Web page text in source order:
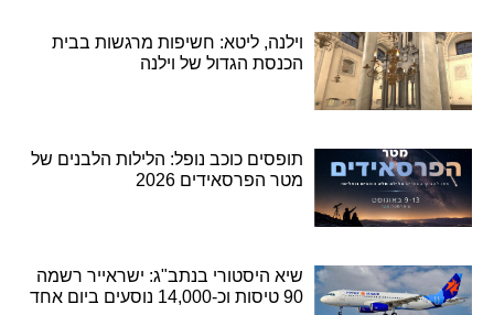
וילנה, ליטא: חשיפות מרגשות בבית
הכנסת הגדול של וילנה
תופסים כוכב נופל: הלילות הלבנים של
מטר הפרסאידים 2026
שיא היסטורי בנתב"ג: ישראייר רשמה
90 טיסות וכ-14,000 נוסעים ביום אחד